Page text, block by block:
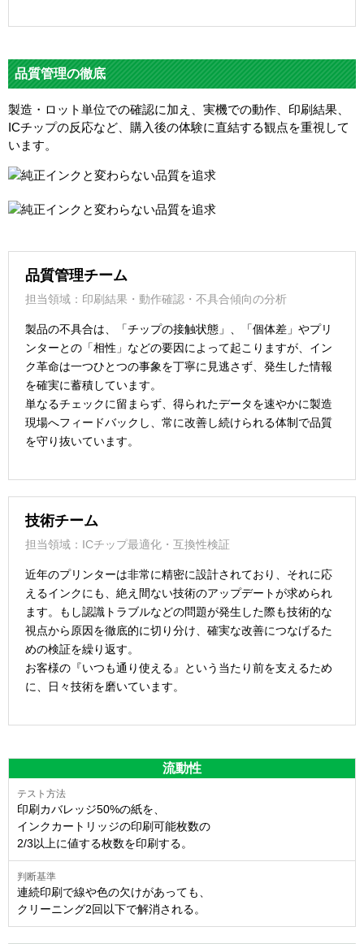
品質管理の徹底
製造・ロット単位での確認に加え、実機での動作、印刷結果、
ICチップの反応など、購入後の体験に直結する観点を重視して
います。
品質管理チーム
担当領域：印刷結果・動作確認・不具合傾向の分析
製品の不具合は、「チップの接触状態」、「個体差」やプリ
ンターとの「相性」などの要因によって起こりますが、イン
ク革命は一つひとつの事象を丁寧に見逃さず、発生した情報
を確実に蓄積しています。
単なるチェックに留まらず、得られたデータを速やかに製造
現場へフィードバックし、常に改善し続けられる体制で品質
を守り抜いています。
技術チーム
担当領域：ICチップ最適化・互換性検証
近年のプリンターは非常に精密に設計されており、それに応
えるインクにも、絶え間ない技術のアップデートが求められ
ます。もし認識トラブルなどの問題が発生した際も技術的な
視点から原因を徹底的に切り分け、確実な改善につなげるた
めの検証を繰り返す。
お客様の『いつも通り使える』という当たり前を支えるため
に、日々技術を磨いています。
流動性
印刷カバレッジ50%の紙を、
インクカートリッジの印刷可能枚数の
2/3以上に値する枚数を印刷する。
連続印刷で線や色の欠けがあっても、
クリーニング2回以下で解消される。